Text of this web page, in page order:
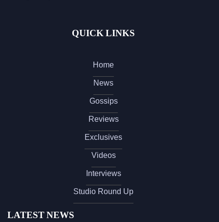
QUICK LINKS
Home
News
Gossips
Reviews
Exclusives
Videos
Interviews
Studio Round Up
LATEST NEWS